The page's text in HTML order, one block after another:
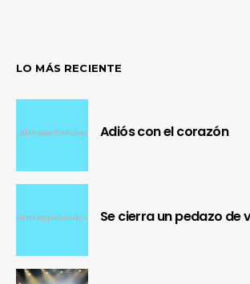
LO MÁS RECIENTE
Adiós con el corazón
Se cierra un pedazo de